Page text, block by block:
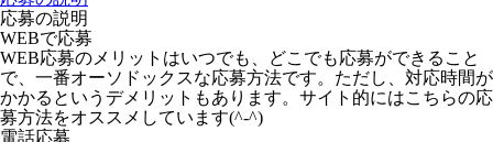
応募の説明
WEBで応募
WEB応募のメリットはいつでも、どこでも応募ができること
で、一番オーソドックスな応募方法です。ただし、対応時間が
かかるというデメリットもあります。サイト的にはこちらの応
募方法をオススメしています(^-^)
電話応募